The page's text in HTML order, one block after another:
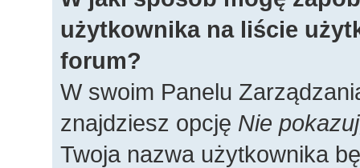
użytkownika na liście
forum?
W swoim Panelu
znajdziesz opcję Nie
Twoja nazwa użytkownika